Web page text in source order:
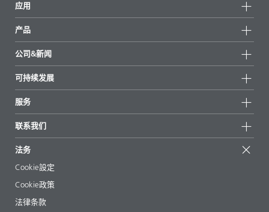
应用
产品
所有产品
重点推荐
公司&新闻
新闻
新闻和媒体
地区和分销商
展会和活动
可持续发展
可持续产品
成功案例
EcoVadis
认证
服务
起始配方
文章
电子书
法规事务
助剂指南 App
联系我们
法务
Cookie設定
Cookie政策
法律条款